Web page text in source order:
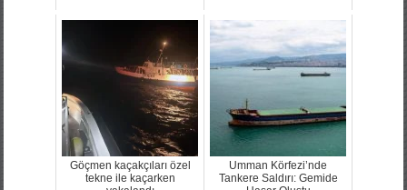
Göçmen kaçakçıları özel
tekne ile kaçarken
Umman Körfezi’nde
Tankere Saldırı: Gemide